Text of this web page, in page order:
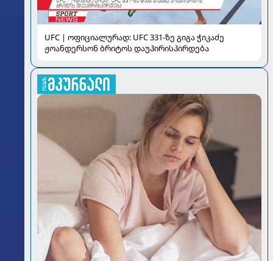
UFC | ოფიციალურად: UFC 331-ზე გიგა ჭიკაძე
ჟოანდერსონ ბრიტოს დაუპირისპირდება